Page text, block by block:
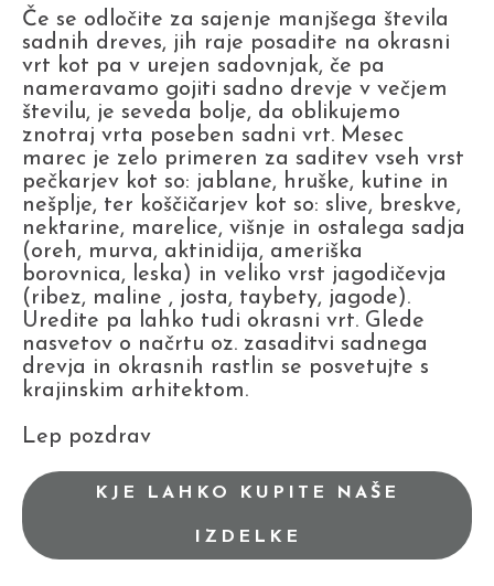
Če se odločite za sajenje manjšega števila
sadnih dreves, jih raje posadite na okrasni
vrt kot pa v urejen sadovnjak, če pa
nameravamo gojiti sadno drevje v večjem
številu, je seveda bolje, da oblikujemo
znotraj vrta poseben sadni vrt. Mesec
marec je zelo primeren za saditev vseh vrst
pečkarjev kot so: jablane, hruške, kutine in
nešplje, ter koščičarjev kot so: slive, breskve,
nektarine, marelice, višnje in ostalega sadja
(oreh, murva, aktinidija, ameriška
borovnica, leska) in veliko vrst jagodičevja
(ribez, maline , josta, taybety, jagode).
Uredite pa lahko tudi okrasni vrt. Glede
nasvetov o načrtu oz. zasaditvi sadnega
drevja in okrasnih rastlin se posvetujte s
krajinskim arhitektom.
Lep pozdrav
KJE LAHKO KUPITE NAŠE
IZDELKE